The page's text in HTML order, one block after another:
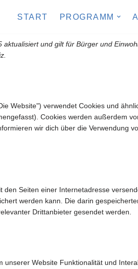
START PROGRAMM
und gilt für Bürger und
Website") verwendet Cookies und
Cookies werden außerdem
wir dich über die Verwendung
Seiten einer Internetadresse
werden kann. Die darin
Drittanbieter gesendet werden.
Website Funktionalität und